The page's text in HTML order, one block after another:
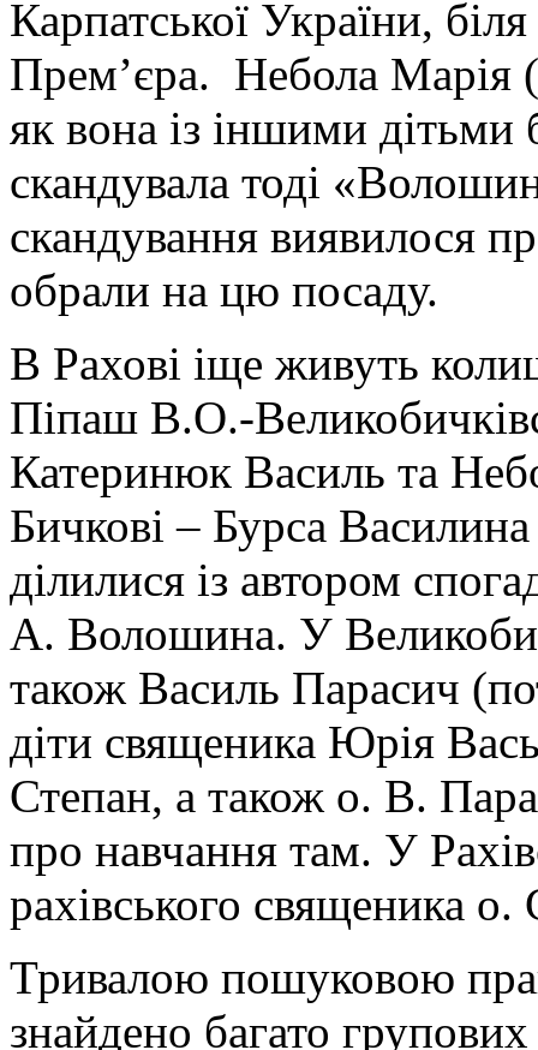
Карпатської України,
Прем’єра. Небола Марія
як вона із іншими дітьми
скандувала тоді
скандування виявилося
обрали на цю посаду.
В Рахові іще живуть
Піпаш В.О.-
Катеринюк Василь та
Бичкові – Бурса
ділилися із автором
А. Волошина. У
також Василь Парасич
діти священика Юрія
Степан, а також о. В.
про навчання там. У
рахівського священика
Тривалою пошуковою
знайдено багато групових